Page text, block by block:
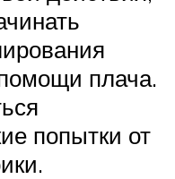
плача.
попытки от